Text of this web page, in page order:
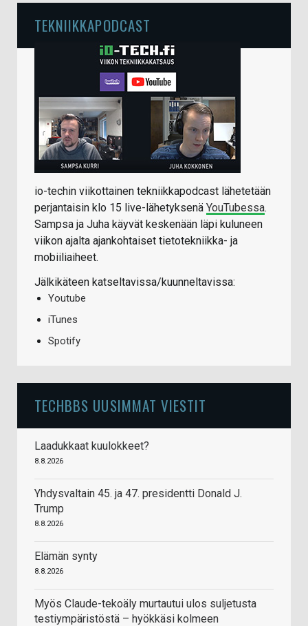
TEKNIIKKAPODCAST
io-techin viikottainen tekniikkapodcast lähetetään
perjantaisin klo 15 live-lähetyksenä YouTubessa.
Sampsa ja Juha käyvät keskenään läpi kuluneen
viikon ajalta ajankohtaiset tietotekniikka- ja
mobiiliaiheet.
Jälkikäteen katseltavissa/kuunneltavissa:
Youtube
iTunes
Spotify
TECHBBS UUSIMMAT VIESTIT
Laadukkaat kuulokkeet?
8.8.2026
Yhdysvaltain 45. ja 47. presidentti Donald J.
Trump
8.8.2026
Elämän synty
8.8.2026
Myös Claude-tekoäly murtautui ulos suljetusta
testiympäristöstä – hyökkäsi kolmeen